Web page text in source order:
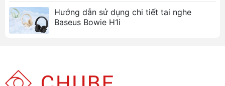
Ảnh sản phẩmHướng dẫn sử dụng chi tiết tai nghe
Baseus Bowie H1i